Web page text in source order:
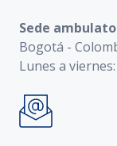
Sede
Bogotá -
Lunes a viernes: